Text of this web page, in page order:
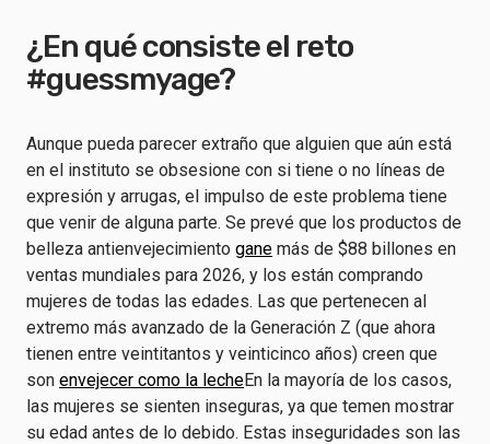
¿En qué consiste el reto
#guessmyage?
Aunque pueda parecer extraño que alguien que aún está
en el instituto se obsesione con si tiene o no líneas de
expresión y arrugas, el impulso de este problema tiene
que venir de alguna parte. Se prevé que los productos de
belleza antienvejecimiento gane más de $88 billones en
ventas mundiales para 2026, y los están comprando
mujeres de todas las edades. Las que pertenecen al
extremo más avanzado de la Generación Z (que ahora
tienen entre veintitantos y veinticinco años) creen que
son envejecer como la lecheEn la mayoría de los casos,
las mujeres se sienten inseguras, ya que temen mostrar
su edad antes de lo debido. Estas inseguridades son las